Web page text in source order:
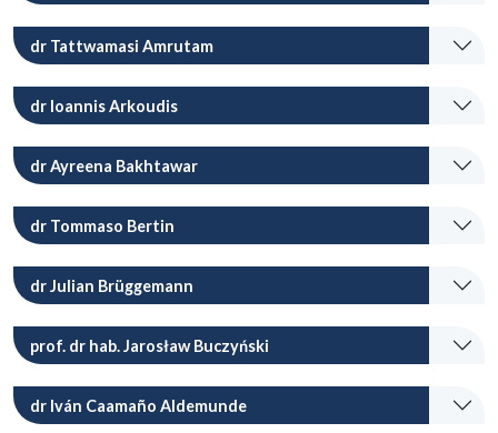
dr Tattwamasi Amrutam
dr Ioannis Arkoudis
dr Ayreena Bakhtawar
dr Tommaso Bertin
dr Julian Brüggemann
prof. dr hab. Jarosław Buczyński
dr Iván Caamaño Aldemunde